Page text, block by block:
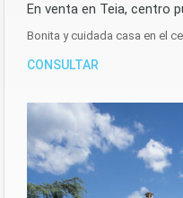
En venta en Teia, centro
Bonita y cuidada casa en el
CONSULTAR